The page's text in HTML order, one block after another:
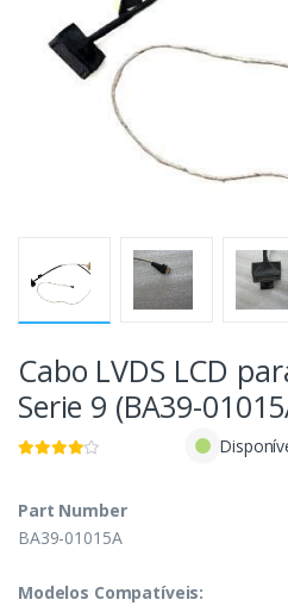
Cabo LVDS LCD
Serie 9 (BA39-
Part Number
BA39-01015A
Modelos Compatíveis: